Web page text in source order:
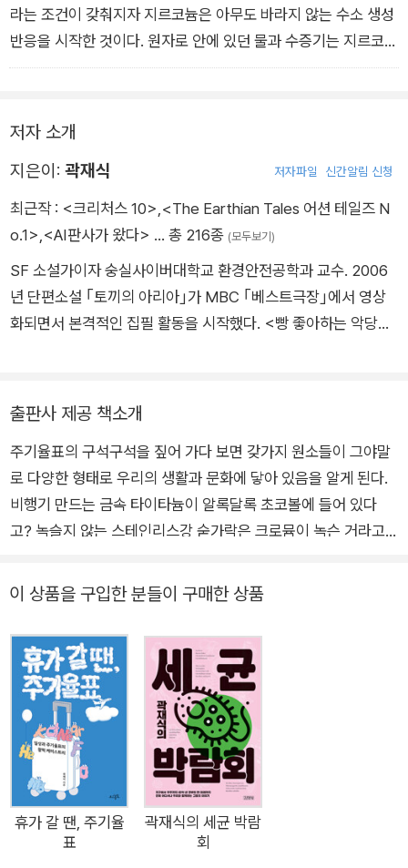
사람이 음식물 등으로 구리를 먹었을 때, 몸에서 필요한 만큼은
사용하고 나머지는 노폐물로 배출하는데, 체질 이상으로 구리가
몸의 엉뚱한 곳에 조금씩 쌓이다 보면 윌슨병이 된다. - <29 구
잘 반응하는 물질을 만들어서 사진을 만드는 데 활용했기 때문이
다. 특히 은과 브로민을 이용해 만든 실버브로마이드, 즉 브로민
화은은 과거에 사진을 만들 때 굉장히 널리 사용하던 물질이다.
는 사진 촬영용 필름에 사진이 담기게 하고, 그 필름에 담긴 사진
을 다시 종이에 나타내는 인화라는 과정을 거쳐야만 사진을 볼 수
있었다. 이때 여러 가지 화학반응이 제대로 이루어져야만 깨끗하
고 보기 좋은 사진이 나왔다.
때 성능 좋은 특별한 브로마이드 물질을 사용했다는 사실을 자랑
하게 되었다. 그러다가 나중에는 그냥 브로마이드라는 말 자체가
그런 좋은 물질을 사용해 만든 고급 사진이라는 뜻으로 얼렁뚱땅
라는 조건이 갖춰지자 지르코늄은 아무도 바라지 않는 수소 생성
반응을 시작한 것이다. 원자로 안에 있던 물과 수증기는 지르코늄
때문에 산소와 수소로 분해되기 시작했다. 연료가 필요한 상황에
필요 없는 원자로 내부에서 수소가 풀풀 피어오르면 이것은 골칫
거리만 된다. 심지어 지르코늄은 물에서 수소를 뽑아내면서 열도
내뿜기 때문에, 원자로 안의 온도는 더욱더 올라갔다.
평상시 안전을 위한 방어 판 같은 용도로 넣어 두었던 지르코늄이
이런 비상 상황에서 오히려 수소라는 불쏘시개를 잔뜩 만들어 낸
질이라는 뜻이다. 결국, 수소는 불이 붙어 폭발을 일으켰다. 원자
력발전소의 장비들이 박살 났고 걷잡을 수 없이 모든 것이 망가지
기 시작했다. 얼마 후 원자로 안에 있던 방사성 물질들이 주변으
여 오염수가 산더미처럼 쌓이게 되었다.
술을 연구하는 과학자들은 만약의 경우 원자로 안에서 이렇게 수
소가 생기기 시작하면 어떻게 해야 할지를 전보다 더 치밀하게 연
구하게 되었다. 맹물로 가는 자동차, 청정에너지 수소, 신비의 촉
매 기술은 이렇게 무서운 사고와도 멀지 않은 곳에 있다. 과학의
쪽에 동시에 걸쳐 있는 것이 많다. - <40 지르코늄: 과자 봉지를
저자 소개
지은이: 곽재식 저자파일 신간알림 신청
최근작 : <크리처스 10>,<The Earthian Tales 어션 테일즈 N
o.1>,<AI판사가 왔다> … 총 216종 (모두보기)
SF 소설가이자 숭실사이버대학교 환경안전공학과 교수. 2006
년 단편소설 ｢토끼의 아리아｣가 MBC ｢베스트극장｣에서 영상
화되면서 본격적인 집필 활동을 시작했다. <빵 좋아하는 악당들
이 결합된 논픽션 <한국 괴물 백과>, <지구는 괜찮아, 우리가 문
영화에 관한 글을 공개해 왔으며, 그중에서 SF 영화와 특이한 옛
영화, 한국 영화의 고전과 TV 시리즈에 관한 글이 널리 알려지면
서 한국 영상 자료원 유튜브 채널과 정기 간행물 기고를 통해서도
대중과 만나 왔다. 신문과 방송에서 과학 지식으로 사회 현상을
출판사 제공 책소개
주기율표의 구석구석을 짚어 가다 보면 갖가지 원소들이 그야말
로 다양한 형태로 우리의 생활과 문화에 닿아 있음을 알게 된다.
비행기 만드는 금속 타이타늄이 알록달록 초코볼에 들어 있다
고? 녹슬지 않는 스테인리스강 숟가락은 크로뮴이 녹슨 거라고?
밤 문득 울적한 마음에 잠기는 게 아연 때문이라면? 성종 임금이
든 건강보조식품을 먹으면 노화를 늦출 수 있을까? 과학, 역사,
시사, 경제, 대중문화까지 아우른 갖은 재료와 스무 가지 원소를
맛깔나게 버무려 담아낸 지식 한상차림! 야구장에서 먹을 간식을
고르다가 원자 번호 21번 스칸듐이라는 원소를 떠올린다. 야구장
을 환하게 밝히는 조명을 만드는 데 스칸듐이 사용된다고 한다.
또 연습용 야구방망이 중에는 스칸듐을 이용해 만든 금속제 방망
이도 있다고 한다. 그런가 하면 한국에서 야구방망이 만드는 데
사용하는 스칸듐으로 구소련에서는 전투기를 만들었다고 한다.
물론 현대 기술로 개발된 신형 전투기와 비교하면 소련 전투기는
이 상품을 구입한 분들이 구매한 상품
휴가 갈 땐, 주기율
표
곽재식의 세균 박람
회